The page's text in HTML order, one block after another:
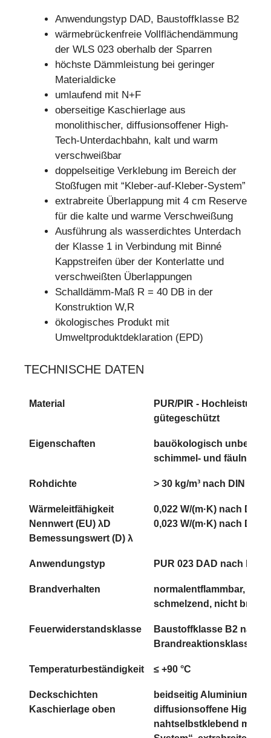
Anwendungstyp DAD, Baustoffklasse B2
wärmebrückenfreie Vollflächendämmung
der WLS 023 oberhalb der Sparren
höchste Dämmleistung bei geringer
Materialdicke
umlaufend mit N+F
oberseitige Kaschierlage aus
monolithischer, diffusionsoffener High-
Tech-Unterdachbahn, kalt und warm
verschweißbar
doppelseitige Verklebung im Bereich der
Stoßfugen mit “Kleber-auf-Kleber-System”
extrabreite Überlappung mit 4 cm Reserve
für die kalte und warme Verschweißung
Ausführung als wasserdichtes Unterdach
der Klasse 1 in Verbindung mit Binné
Kappstreifen über der Konterlatte und
verschweißten Überlappungen
Schalldämm-Maß R = 40 DB in der
Konstruktion W,R
ökologisches Produkt mit
Umweltproduktdeklaration (EPD)
TECHNISCHE DATEN
Material
PUR/PIR -
gütegeschützt
Eigenschaften
bauökologisch
schimmel- und
Rohdichte > 30 kg/m³ nach DIN EN
Wärmeleitfähigkeit
Nennwert (EU) λD
Bemessungswert (D) λ
0,022 W/(m·K) nach DIN
0,023 W/(m·K) nach DIN
Anwendungstyp PUR 023 DAD nach DIN
Brandverhalten
normalentflammbar,
schmelzend, nicht
Feuerwiderstandsklasse
Baustoffklasse B2 nach
Brandreaktionsklasse E
Temperaturbeständigkeit ≤ +90 °C
Deckschichten
Kaschierlage oben
beidseitig Aluminium (ca.
diffusionsoffene High-
nahtselbstklebend mit